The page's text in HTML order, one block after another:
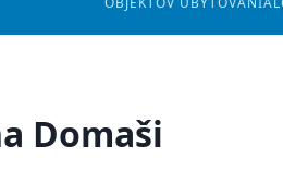
Domaši